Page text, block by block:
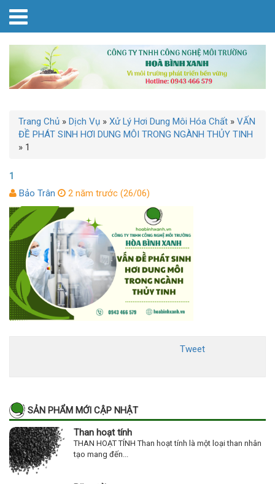
Trang Chủ » Dịch Vụ » Xử Lý Hơi Dung Môi Hóa Chất » VẤN
ĐỀ PHÁT SINH HƠI DUNG MÔI TRONG NGÀNH THỦY TINH
» 1
1
Bảo Trân
2 năm trước (26/06)
Tweet
SẢN PHẨM MỚI CẬP NHẬT
Than hoạt tính
THAN HOẠT TÍNH Than hoạt tính là một loại than nhân
tạo mang đến...